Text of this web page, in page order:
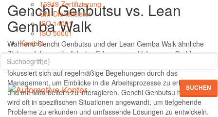
16949 Zertifizierung
QM-Dienstleister
ISO 14001
ISO 50001
Kontakt
SUCHEN
Genchi Genbutsu vs. Lean
Gemba Walk
Während Genchi Genbutsu und der Lean Gemba Walk ähnliche
Ziele verfolgen, nämlich das Erkennen und Lösen von Problemen
direkt an der Quelle, gibt es feine Unterschiede. Der Gemba Walk
fokussiert sich auf regelmäßige Begehungen durch das
Management, um Einblicke in die Arbeitsprozesse zu erhalten
und mit Mitarbeitern zu interagieren. Genchi Genbutsu hingegen
wird oft in spezifischen Situationen angewandt, um tiefgehende
Probleme zu erkunden und umfassende Lösungen zu entwickeln.